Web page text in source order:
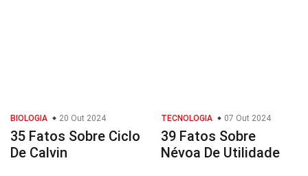
BIOLOGIA 20 Out 2024
35 Fatos Sobre Ciclo
De Calvin
TECNOLOGIA 07 Out 2024
39 Fatos Sobre
Névoa De Utilidade